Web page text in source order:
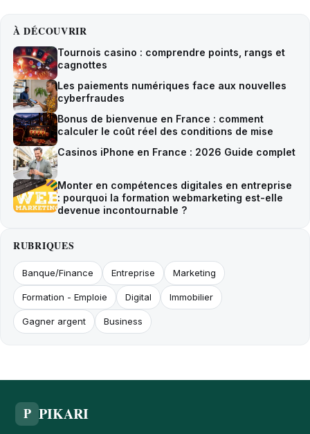
À DÉCOUVRIR
Tournois casino : comprendre points, rangs et
cagnottes
Les paiements numériques face aux nouvelles
cyberfraudes
Bonus de bienvenue en France : comment
calculer le coût réel des conditions de mise
Casinos iPhone en France : 2026 Guide complet
Monter en compétences digitales en entreprise
: pourquoi la formation webmarketing est-elle
devenue incontournable ?
RUBRIQUES
Banque/Finance Entreprise Marketing
Formation - Emploie Digital Immobilier
Gagner argent Business
P PIKARI